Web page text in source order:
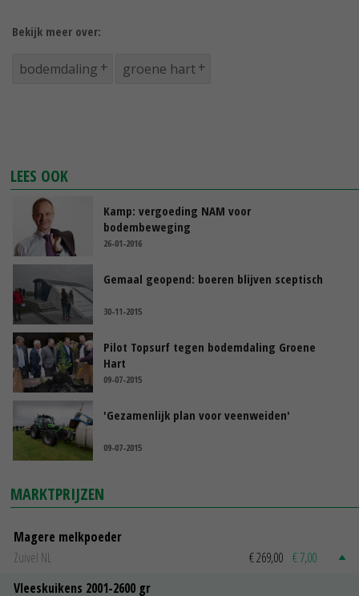
Bekijk meer over:
bodemdaling groene hart
LEES OOK
Kamp: vergoeding NAM voor
bodembeweging
26-01-2016
Gemaal geopend: boeren blijven sceptisch
30-11-2015
Pilot Topsurf tegen bodemdaling Groene
Hart
09-07-2015
'Gezamenlijk plan voor veenweiden'
09-07-2015
MARKTPRIJZEN
Magere melkpoeder
Zuivel NL
€ 269,00 € 7,00
Vleeskuikens 2001-2600 gr